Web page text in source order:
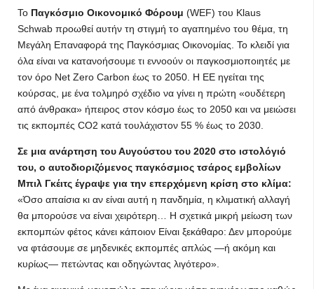
Το Παγκόσμιο Οικονομικό Φόρουμ (WEF) του Klaus
Schwab προωθεί αυτήν τη στιγμή το αγαπημένο του θέμα, τη
Μεγάλη Επαναφορά της Παγκόσμιας Οικονομίας. Το κλειδί για
όλα είναι να κατανοήσουμε τι εννοούν οι παγκοσμιοποιητές με
τον όρο Net Zero Carbon έως το 2050. Η ΕΕ ηγείται της
κούρσας, με ένα τολμηρό σχέδιο να γίνει η πρώτη «ουδέτερη
από άνθρακα» ήπειρος στον κόσμο έως το 2050 και να μειώσει
τις εκπομπές CO2 κατά τουλάχιστον 55 % έως το 2030.
Σε μια ανάρτηση του Αυγούστου του 2020 στο ιστολόγιό
του, ο αυτοδιοριζόμενος παγκόσμιος τσάρος εμβολίων
Μπιλ Γκέιτς έγραψε για την επερχόμενη κρίση στο κλίμα:
«Όσο απαίσια κι αν είναι αυτή η πανδημία, η κλιματική αλλαγή
θα μπορούσε να είναι χειρότερη… Η σχετικά μικρή μείωση των
εκπομπών φέτος κάνει κάποιον Είναι ξεκάθαρο: Δεν μπορούμε
να φτάσουμε σε μηδενικές εκπομπές απλώς —ή ακόμη και
κυρίως— πετώντας και οδηγώντας λιγότερο».